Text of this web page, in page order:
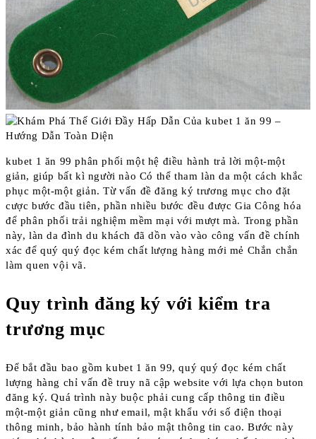
kubet 1 ăn 99 phân phối một hệ điều hành trả lời một-một
giản, giúp bất kì người nào Có thể tham làn da một cách khắc
phục một-một giản. Từ vấn đề đăng ký trương mục cho đặt
cược bước đầu tiên, phần nhiều bước đều được Gia Công hóa
để phân phối trải nghiệm mềm mại với mượt mà. Trong phần
này, làn da đình du khách đã dồn vào vào công vấn đề chính
xác để quý quý đọc kém chất lượng hàng mới mẻ Chắn chắn
làm quen vội vã.
Quy trình đăng ký với kiểm tra
trương mục
Để bắt đầu bao gồm kubet 1 ăn 99, quý quý đọc kém chất
lượng hàng chỉ vấn đề truy nã cập website với lựa chọn buton
đăng ký. Quá trình này buộc phải cung cấp thông tin điều
một-một giản cũng như email, mật khẩu với số điện thoại
thông minh, bảo hành tính bảo mật thông tin cao. Bước này